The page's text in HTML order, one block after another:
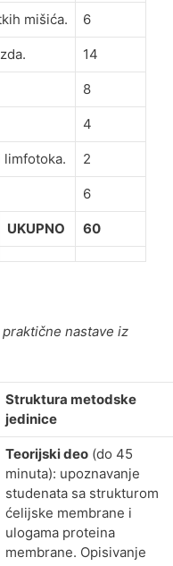
mišića. 6
14
8
4
limfotoka. 2
6
UKUPNO 60
nastave iz
Struktura metodske
jedinice
Teorijski deo (do 45
minuta): upoznavanje
studenata sa strukturom
ćelijske membrane i
ulogama proteina
membrane. Opisivanje